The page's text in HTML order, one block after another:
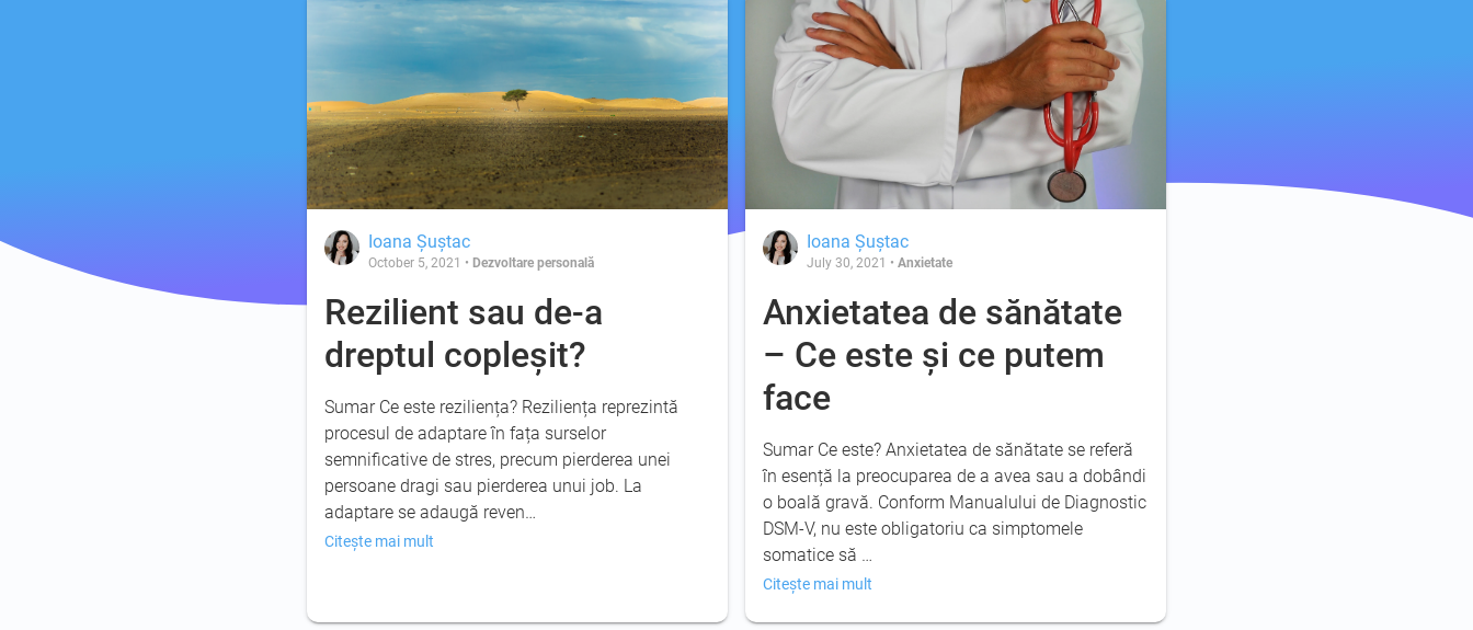
Ioana Șuștac
October 5, 2021 • Dezvoltare personală
Rezilient sau de-a
dreptul copleșit?
Sumar Ce este reziliența? Reziliența reprezintă
procesul de adaptare în fața surselor
semnificative de stres, precum pierderea unei
persoane dragi sau pierderea unui job. La
adaptare se adaugă reven…
Citește mai mult
Ioana Șuștac
July 30, 2021 • Anxietate
Anxietatea de sănătate
– Ce este și ce putem
face
Sumar Ce este? Anxietatea de sănătate se referă
în esență la preocuparea de a avea sau a dobândi
o boală gravă. Conform Manualului de Diagnostic
DSM-V, nu este obligatoriu ca simptomele
somatice să …
Citește mai mult